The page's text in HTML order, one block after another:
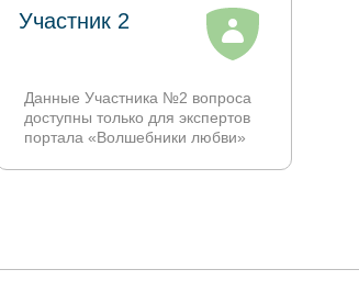
Участник 2
Данные Участника №2 вопроса
доступны только для экспертов
портала «Волшебники любви»